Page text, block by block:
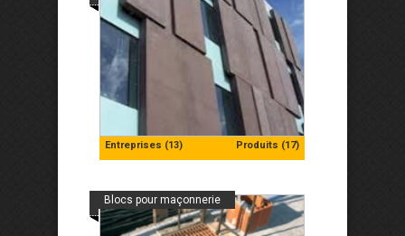
Entreprises (13) Produits (17)
Blocs pour maçonnerie